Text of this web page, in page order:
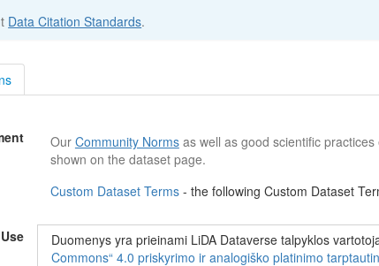
Data Citation Standards.
Our Community Normsas well as good scientific
shown on the dataset page.
Custom Dataset Terms - the following Custom Dataset
Duomenys yra prieinami LiDA Dataverse talpyklos
Commons“ 4.0 priskyrimo ir analogiško platinimo